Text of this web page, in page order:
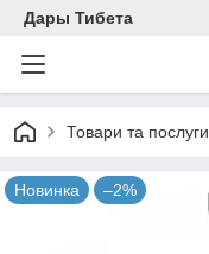
Дары Тибета
Товари та послуги
Новинка –2%